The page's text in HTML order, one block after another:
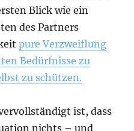
Blick wie ein
des Partners
pure Verzweiflung
Bedürfnisse zu
zu schützen.
ist, dass
nichts – und